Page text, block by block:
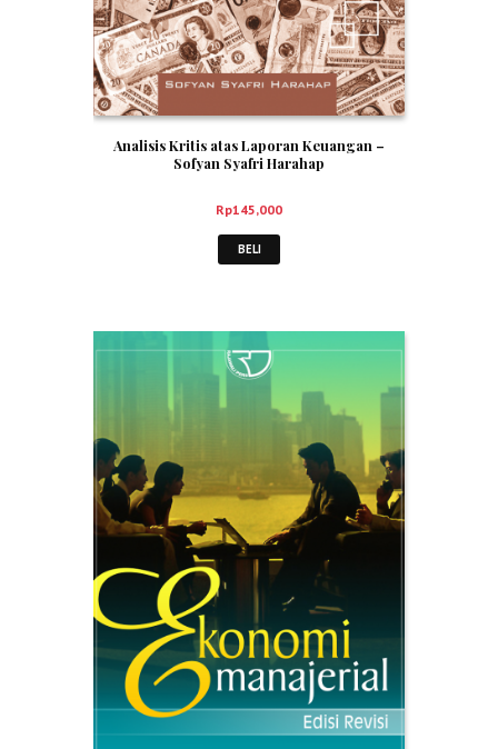
Analisis Kritis atas Laporan Keuangan –
Sofyan Syafri Harahap
Rp145,000
BELI